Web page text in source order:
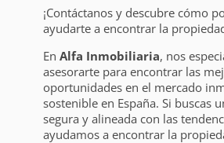
¡Contáctanos y descubre cómo
ayudarte a encontrar la
En Alfa Inmobiliaria, nos
asesorarte para encontrar las
oportunidades en el mercado
sostenible en España. Si buscas
segura y alineada con las
ayudamos a encontrar la